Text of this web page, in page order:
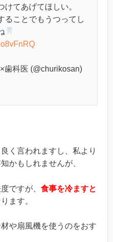
てあげてほしい。
ることでもうつってし
歯科医 (@churikosan)
く言われますし、私より
かもしれませんが、
ですが、 食事を冷ますと
ます。
や扇風機を使うのをおす